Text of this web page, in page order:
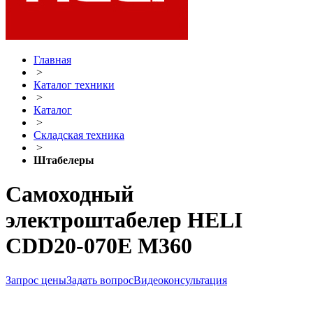
Главная
>
Каталог техники
>
Каталог
>
Складская техника
>
Штабелеры
Самоходный
электроштабелер HELI
CDD20-070E M360
Запрос ценыЗадать вопросВидеоконсультация